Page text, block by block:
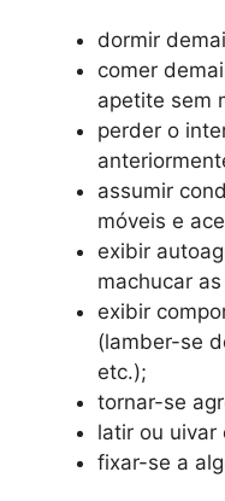
dormir
comer
apetite sem
perder o
assumir
móveis e
exibir
machucar
exibir
(lamber-se
etc.);
tornar-se
latir ou uivar
fixar-se a